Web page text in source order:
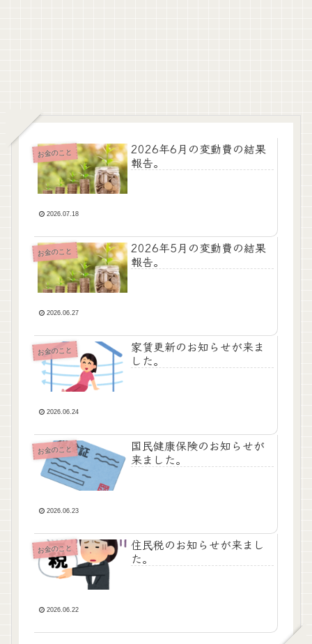
お金のこと
2026年6月の変動費の結果
報告。
2026.07.18
お金のこと
2026年5月の変動費の結果
報告。
2026.06.27
お金のこと
家賃更新のお知らせが来ま
した。
2026.06.24
お金のこと
国民健康保険のお知らせが
来ました。
2026.06.23
お金のこと
住民税のお知らせが来まし
た。
2026.06.22